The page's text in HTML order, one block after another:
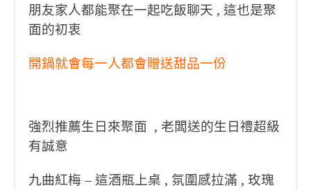
朋友家人都能聚在一起吃飯聊天 , 這也是聚
面的初衷
開鍋就會每一人都會贈送甜品一份
強烈推薦生日來聚面 , 老闆送的生日禮超級
有誠意
九曲紅梅 – 這酒瓶上桌 , 氛圍感拉滿 , 玫瑰